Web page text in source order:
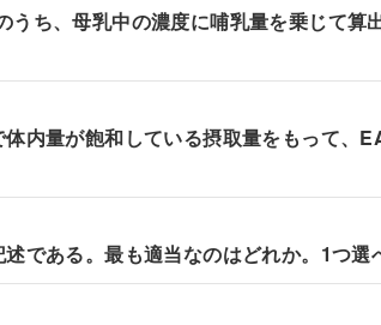
ち、母乳中の濃度に哺乳量を乗じて算
内量が飽和している摂取量をもって、
である。最も適当なのはどれか。1つ選